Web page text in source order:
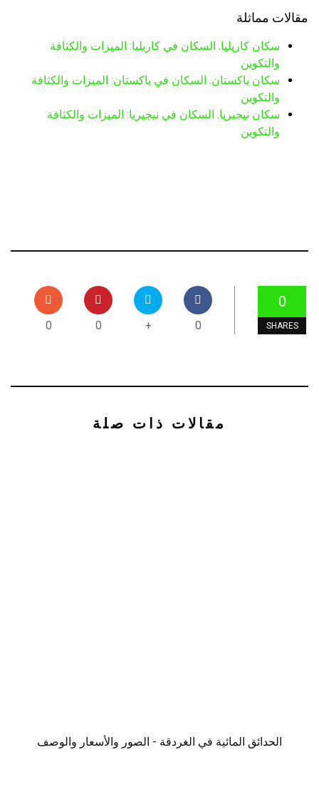
مقالات مماثلة
سكان كاريليا. السكان في كاريليا: الميزات والكثافة
والتكوين
سكان باكستان. السكان في باكستان: الميزات والكثافة
والتكوين
سكان نيجيريا. السكان في نيجيريا: الميزات والكثافة
والتكوين
0
SHARES
0
+
0
0
مقالات ذات صلة
الحدائق المائية في الغردقة - الصور والأسعار والوصف